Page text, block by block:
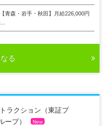
青森・岩手・秋田】月給226,000円
る
ラクション（東証プ
ープ）
New